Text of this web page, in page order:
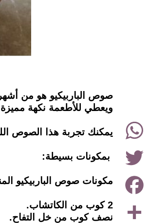
Share
Facebook
Twitter
WhatsApp
instagramصوص الباربيكيو هو من
ويعطي للأطعمة نكهة
يمكنك تجربة هذا الصوص
بمكونات بسيطة:
مكونات صوص الباربيكيو
2 كوب من الكاتشاب.
نصف كوب من خل التفاح.